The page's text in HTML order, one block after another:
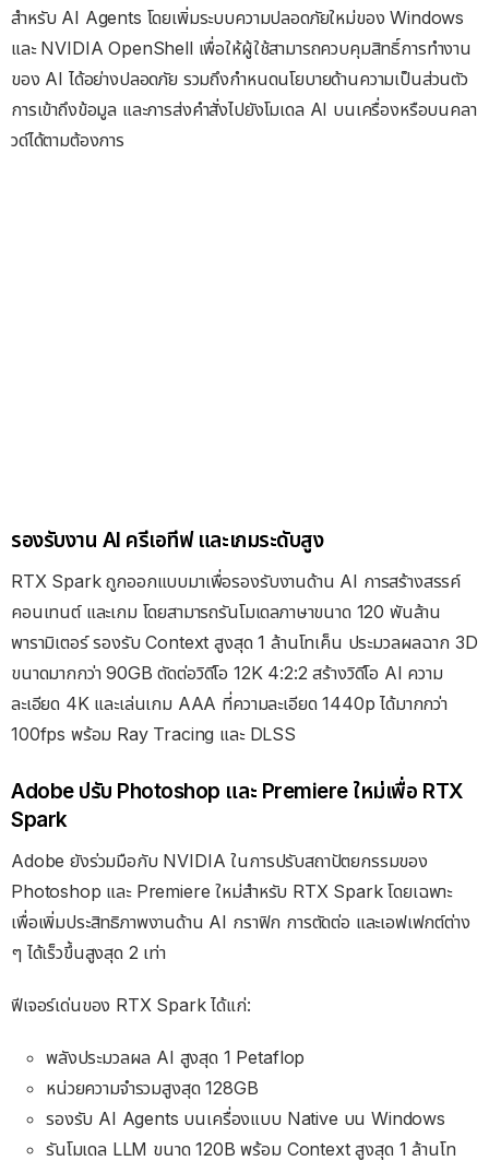
สำหรับ AI Agents โดยเพิ่มระบบความปลอดภัยใหม่ของ Windows
และ NVIDIA OpenShell เพื่อให้ผู้ใช้สามารถควบคุมสิทธิ์การทำงาน
ของ AI ได้อย่างปลอดภัย รวมถึงกำหนดนโยบายด้านความเป็นส่วนตัว
การเข้าถึงข้อมูล และการส่งคำสั่งไปยังโมเดล AI บนเครื่องหรือบนคลา
วด์ได้ตามต้องการ
รองรับงาน AI ครีเอทีฟ และเกมระดับสูง
RTX Spark ถูกออกแบบมาเพื่อรองรับงานด้าน AI การสร้างสรรค์
คอนเทนต์ และเกม โดยสามารถรันโมเดลภาษาขนาด 120 พันล้าน
พารามิเตอร์ รองรับ Context สูงสุด 1 ล้านโทเค็น ประมวลผลฉาก 3D
ขนาดมากกว่า 90GB ตัดต่อวิดีโอ 12K 4:2:2 สร้างวิดีโอ AI ความ
ละเอียด 4K และเล่นเกม AAA ที่ความละเอียด 1440p ได้มากกว่า
100fps พร้อม Ray Tracing และ DLSS
Adobe ปรับ Photoshop และ Premiere ใหม่เพื่อ RTX
Spark
Adobe ยังร่วมมือกับ NVIDIA ในการปรับสถาปัตยกรรมของ
Photoshop และ Premiere ใหม่สำหรับ RTX Spark โดยเฉพาะ
เพื่อเพิ่มประสิทธิภาพงานด้าน AI กราฟิก การตัดต่อ และเอฟเฟกต์ต่าง
ๆ ได้เร็วขึ้นสูงสุด 2 เท่า
ฟีเจอร์เด่นของ RTX Spark ได้แก่:
พลังประมวลผล AI สูงสุด 1 Petaflop
หน่วยความจำรวมสูงสุด 128GB
รองรับ AI Agents บนเครื่องแบบ Native บน Windows
รันโมเดล LLM ขนาด 120B พร้อม Context สูงสุด 1 ล้านโท